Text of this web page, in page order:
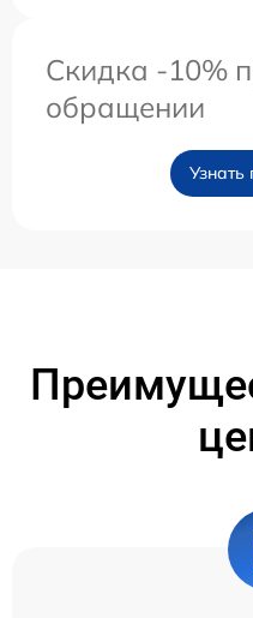
Скидка -10%
обращении
Узнать